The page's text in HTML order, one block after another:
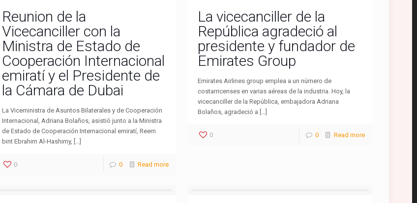
Reunion de la
Vicecanciller con la
Ministra de Estado de
Cooperación Internacional
emiratí y el Presidente de
la Cámara de Dubai
La Viceministra de Asuntos Bilaterales y de Cooperación
Internacional, Adriana Bolaños, asistió junto a la Ministra
de Estado de Cooperación Internacional emiratí, Reem
bint Ebrahim Al-Hashimy, […]
0 0 Read more
La vicecanciller de la
República agradeció al
presidente y fundador de
Emirates Group
Emirates Airlines group emplea a un número de
costarricenses en varias aéreas de la industria. Hoy, la
vicecanciller de la República, embajadora Adriana
Bolaños, agradeció a […]
0 0 Read more